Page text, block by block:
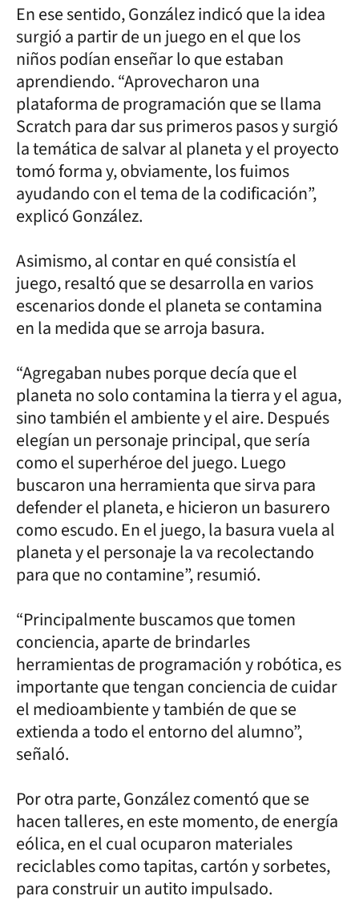
En ese sentido, González indicó que la idea
surgió a partir de un juego en el que los
niños podían enseñar lo que estaban
aprendiendo. “Aprovecharon una
plataforma de programación que se llama
Scratch para dar sus primeros pasos y surgió
la temática de salvar al planeta y el proyecto
tomó forma y, obviamente, los fuimos
ayudando con el tema de la codificación”,
explicó González.
Asimismo, al contar en qué consistía el
juego, resaltó que se desarrolla en varios
escenarios donde el planeta se contamina
en la medida que se arroja basura.
“Agregaban nubes porque decía que el
planeta no solo contamina la tierra y el agua,
sino también el ambiente y el aire. Después
elegían un personaje principal, que sería
como el superhéroe del juego. Luego
buscaron una herramienta que sirva para
defender el planeta, e hicieron un basurero
como escudo. En el juego, la basura vuela al
planeta y el personaje la va recolectando
para que no contamine”, resumió.
“Principalmente buscamos que tomen
conciencia, aparte de brindarles
herramientas de programación y robótica, es
importante que tengan conciencia de cuidar
el medioambiente y también de que se
extienda a todo el entorno del alumno”,
señaló.
Por otra parte, González comentó que se
hacen talleres, en este momento, de energía
eólica, en el cual ocuparon materiales
reciclables como tapitas, cartón y sorbetes,
para construir un autito impulsado.